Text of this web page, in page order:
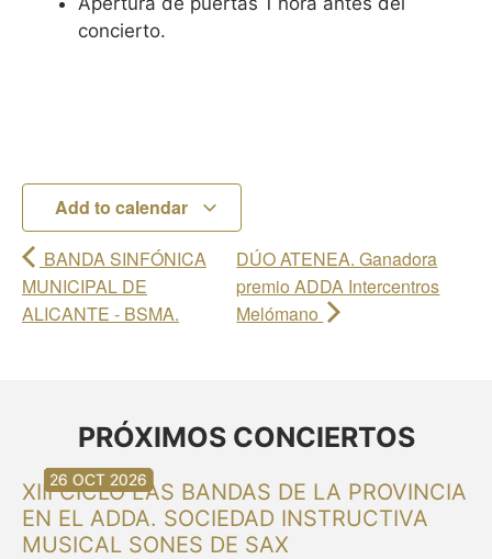
concierto.
Add to calendar
BANDA SINFÓNICA
MUNICIPAL DE
ALICANTE - BSMA.
DÚO ATENEA. Ganadora
premio ADDA Intercentros
Melómano
PRÓXIMOS CONCIERTOS
XIII CICLO LAS BANDAS DE LA PROVINCIA
EN EL ADDA. SOCIEDAD INSTRUCTIVA
MUSICAL SONES DE SAX
30 AUG 2026
30 AUG 2026
13 SEP 2026
20 SEP 2026
20 SEP 2026
26 SEP 2026
03 OCT 2026
16 OCT 2026
26 OCT 2026